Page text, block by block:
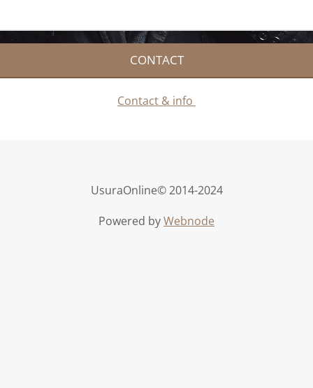
CONTACT
Contact & info
UsuraOnline© 2014-2024
Powered byWebnode